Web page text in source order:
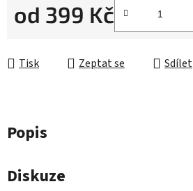
od 399 Kč
Tisk Zeptat se Sdílet
Popis
Diskuze